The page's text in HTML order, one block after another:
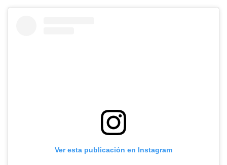
Ver esta publicación en Instagram